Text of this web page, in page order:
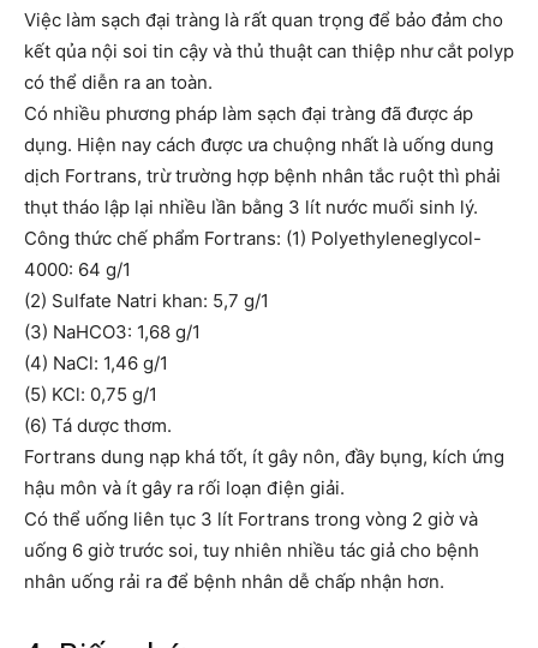
Việc làm sạch đại tràng là rất quan trọng để bảo đảm cho
kết qủa nội soi tin cậy và thủ thuật can thiệp như cắt polyp
có thể diễn ra an toàn.
Có nhiều phương pháp làm sạch đại tràng đã được áp
dụng. Hiện nay cách được ưa chuộng nhất là uống dung
dịch Fortrans, trừ trường hợp bệnh nhân tắc ruột thì phải
thụt tháo lập lại nhiều lần bằng 3 lít nước muối sinh lý.
Công thức chế phẩm Fortrans: (1) Polyethyleneglycol-
4000: 64 g/1
(2) Sulfate Natri khan: 5,7 g/1
(3) NaHCO3: 1,68 g/1
(4) NaCl: 1,46 g/1
(5) KCl: 0,75 g/1
(6) Tá dược thơm.
Fortrans dung nạp khá tốt, ít gây nôn, đầy bụng, kích ứng
hậu môn và ít gây ra rối loạn điện giải.
Có thể uống liên tục 3 lít Fortrans trong vòng 2 giờ và
uống 6 giờ trước soi, tuy nhiên nhiều tác giả cho bệnh
nhân uống rải ra để bệnh nhân dễ chấp nhận hơn.